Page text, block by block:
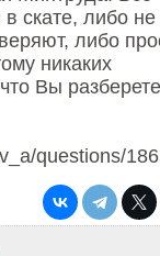
скате, либо не
либо
никаких
Вы
questions/